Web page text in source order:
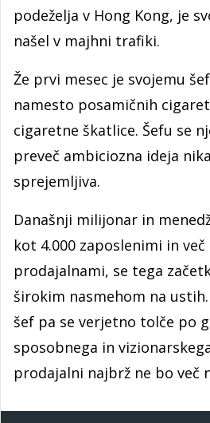
podeželja v Hong Kong, je
našel v majhni trafiki.
Že prvi mesec je svojemu
namesto posamičnih
cigaretne škatlice. Šefu se
preveč ambiciozna ideja
sprejemljiva.
Današnji milijonar in
kot 4.000 zaposlenimi in
prodajalnami, se tega
širokim nasmehom na
šef pa se verjetno tolče po
sposobnega in
prodajalni najbrž ne bo več